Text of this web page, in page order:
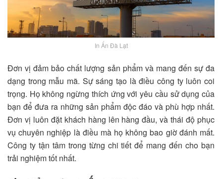
In Ấn Đà Lạt
Đơn vị đảm bảo chất lượng sản phẩm và mang đến sự đa
dạng trong mẫu mã. Sự sáng tạo là điều công ty luôn coi
trọng. Họ không ngừng thích ứng với yêu cầu sử dụng của
bạn để đưa ra những sản phẩm độc đáo và phù hợp nhất.
Đơn vị luôn đặt khách hàng lên hàng đầu, và thái độ phục
vụ chuyên nghiệp là điều mà họ không bao giờ đánh mất.
Công ty tận tâm trong từng chi tiết để mang đến cho bạn
trải nghiệm tốt nhất.